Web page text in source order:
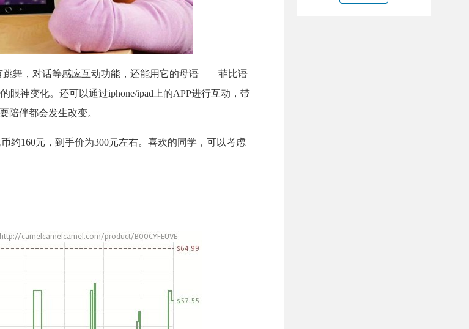
跳舞，对话等感应互动功能，还能用它的母语——菲比语
眼神变化。还可以通过iphone/ipad上的APP进行互动，带
陪伴都会发生改变。
约160元，到手价为300元左右。喜欢的同学，可以考虑